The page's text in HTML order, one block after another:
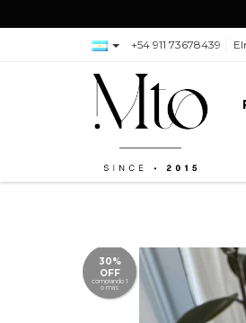
+54 911 73678439
30%
OFF
comprando 1
o más